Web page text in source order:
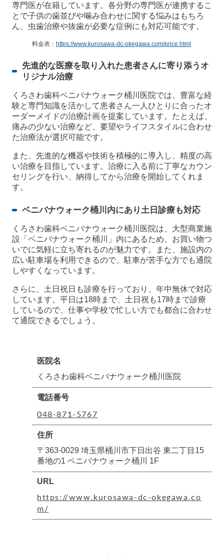
専門医が在籍しています。各分野の専門医が連携するこ
とで子供の歯並びや噛み合わせに関する悩みはもちろ
ん、虫歯治療や抜歯が必要な症例にも対応可能です。
料金表： https://www.kurosawa-dc-okegawa.com/price.html
先進的な医療を取り入れた患者さんに寄り添うオ
リジナル治療
くろさわ歯科ベニバナウォーク桶川医院では、豊富な経
験と専門知識を活かして患者さん一人ひとりに合ったオ
ーダーメイドの治療計画を提案しています。たとえば、
痛みの少ない治療など、要望やライフスタイルに合わせ
た治療法が選択可能です。
また、先進的な機器や技術を積極的に導入し、精度の高
い治療を目指しています。治療に入る前に丁寧なカウン
セリングを行い、納得してから治療を開始してくれま
す。
ベニバナウォーク桶川内にあり土日診療も対応
くろさわ歯科ベニバナウォーク桶川医院は、大型商業施
設「ベニバナウォーク桶川」内にあるため、お買い物つ
いでに気軽に立ち寄れるのが魅力です。また、施設内の
広い駐車場を利用できるので、駐車が苦手な方でも通院
しやすくなっています。
さらに、土日祝日も診療を行っており、年中無休で対応
しています。平日は18時まで、土日祝も17時まで診療
しているので、仕事や学校で忙しい方でも都合に合わせ
て通院できるでしょう。
医院名
くろさわ歯科ベニバナウォーク桶川医院
電話番号
048-871-5767
住所
〒363-0029 埼玉県桶川市下日出谷 東二丁目15
番地の1 ベニバナウォーク桶川 1F
URL
https://www.kurosawa-dc-okegawa.co
m/